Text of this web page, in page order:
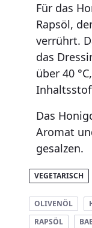
Für das
Rapsöl,
verrührt.
das
über 40
Das
Aromat
gesalzen.
VEGETARISCH
OLIVENÖL
RAPSÖL